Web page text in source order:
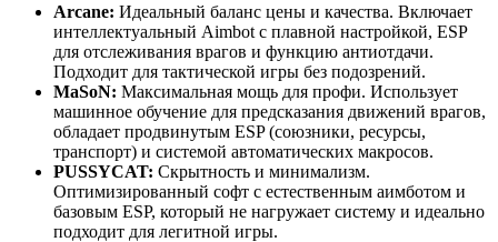
Arcane: Идеальный баланс цены и качества. Включает
интеллектуальный Aimbot с плавной настройкой, ESP
для отслеживания врагов и функцию антиотдачи.
Подходит для тактической игры без подозрений.
MaSoN: Максимальная мощь для профи. Использует
машинное обучение для предсказания движений врагов,
обладает продвинутым ESP (союзники, ресурсы,
транспорт) и системой автоматических макросов.
PUSSYCAT: Скрытность и минимализм.
Оптимизированный софт с естественным аимботом и
базовым ESP, который не нагружает систему и идеально
подходит для легитной игры.